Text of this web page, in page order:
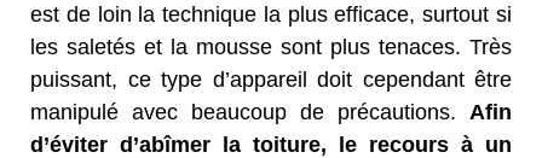
est de loin la technique la plus efficace, surtout si
les saletés et la mousse sont plus tenaces. Très
puissant, ce type d’appareil doit cependant être
manipulé avec beaucoup de précautions. Afin
d’éviter d’abîmer la toiture, le recours à un